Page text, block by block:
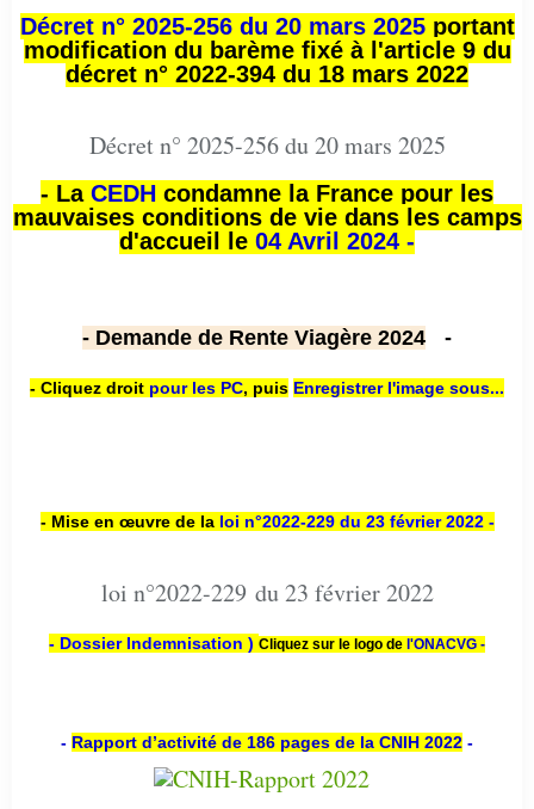
Décret n° 2025-256 du 20 mars 2025portant
modification du barème fixé à l'article 9 du
décret n° 2022-394 du 18 mars 2022
Décret n° 2025-256 du 20 mars 2025
- La CEDH condamne la France pour les
mauvaises conditions de vie dans les camps
d'accueil le 04 Avril 2024 -
- Demande de Rente Viagère 2024 -
- Cliquez droit pour les PC, puis Enregistrer l'image sous...
- Mise en œuvre de la loi n°2022-229 du 23 février 2022 -
loi n°2022-229 du 23 février 2022
- Dossier Indemnisation ) Cliquez sur le logo de l'ONACVG -
- Rapport d’activité de 186 pages de la CNIH 2022 -